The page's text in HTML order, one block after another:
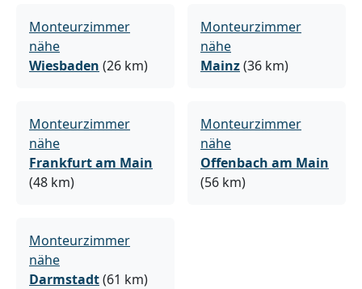
Monteurzimmer
nähe
Wiesbaden (26 km)
Monteurzimmer
nähe
Mainz(36 km)
Monteurzimmer
nähe
Frankfurt am Main
(48 km)
Monteurzimmer
nähe
Offenbach am Main
(56 km)
Monteurzimmer
nähe
Darmstadt(61 km)